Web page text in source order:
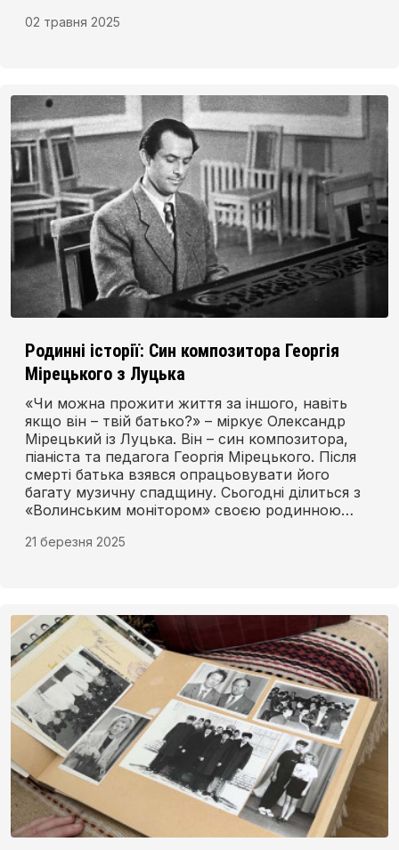
02 травня 2025
Родинні історії: Син композитора Георгія
Мірецького з Луцька
«Чи можна прожити життя за іншого, навіть
якщо він – твій батько?» – міркує Олександр
Мірецький із Луцька. Він – син композитора,
піаніста та педагога Георгія Мірецького. Після
смерті батька взявся опрацьовувати його
багату музичну спадщину. Сьогодні ділиться з
«Волинським монітором» своєю родинною
21 березня 2025